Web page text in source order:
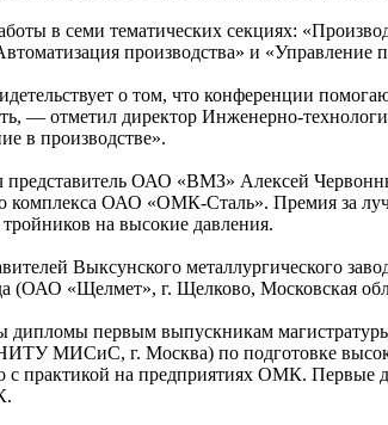
в семи тематических секциях:
производства» и «Управление
о том, что конференции
— отметил директор Инженерно-
в производстве».
ОАО «ВМЗ» Алексей
комплекса ОАО «ОМК-Сталь». Премия за
на высокие давления.
Выксунского металлургического
(ОАО «Щелмет», г. Щелково, Московская
дипломы первым выпускникам
МИСиС, г. Москва) по подготовке
практикой на предприятиях ОМК.